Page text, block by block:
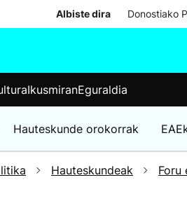
Albiste dira Donostiako
Hauteskundeak
IkusmiranEguraldia
Hauteskunde orokorrak
Hauteskundeak Foru